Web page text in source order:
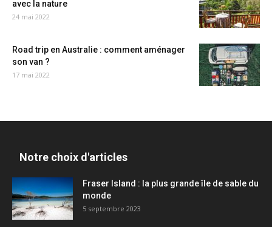
avec la nature
24 mai 2022
Road trip en Australie : comment aménager
son van ?
17 mai 2022
Notre choix d'articles
Fraser Island : la plus grande île de sable du
monde
5 septembre 2023